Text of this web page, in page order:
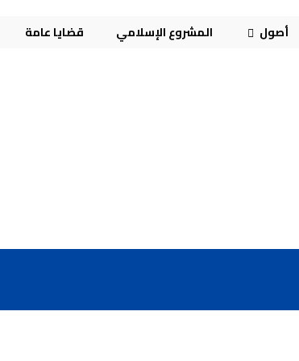
أصول المشروع الإسلامي قضايا عامة